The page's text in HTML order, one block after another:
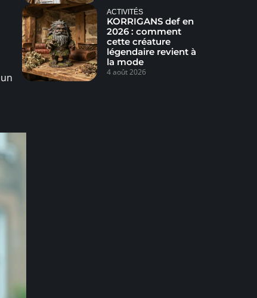
ACTIVITÉS
KORRIGANS def en
2026 : comment
cette créature
légendaire revient à
la mode
4 août 2026